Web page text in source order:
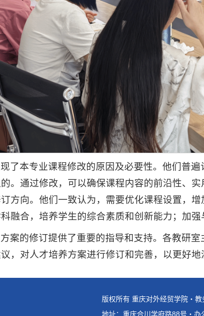
了本专业课程修改的原因及必要性。他们普
。通过修改，可以确保课程内容的前沿性、
方向。他们一致认为，需要优化课程设置，
融合，培养学生的综合素质和创新能力；加强
案的修订提供了重要的指导和支持。各教研
，对人才培养方案进行修订和完善，以更好
版权所有 重庆对外经贸学院・教
地址：重庆合川学府路88号・